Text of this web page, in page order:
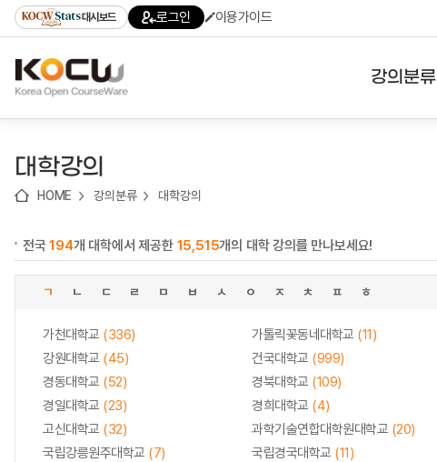
기
기
기
content)
가
대시보드 로그인 이용가이드
강의분류
대학강의
HOME 강의분류 대학강의
전국194개 대학에서 제공한 15,515개의 대학 강의를 만나보세요!
ㄱ ㄴ ㄷ ㄹ ㅁ ㅂ ㅅ ㅇ ㅈ ㅊ ㅍ ㅎ
가천대학교 (336) 가톨릭꽃동네대학교 (11)
강원대학교 (45) 건국대학교 (999)
경동대학교 (52) 경북대학교 (109)
경일대학교 (23) 경희대학교 (4)
고신대학교 (32) 과학기술연합대학원대학교 (20)
국립강릉원주대학교 (7) 국립경국대학교 (11)